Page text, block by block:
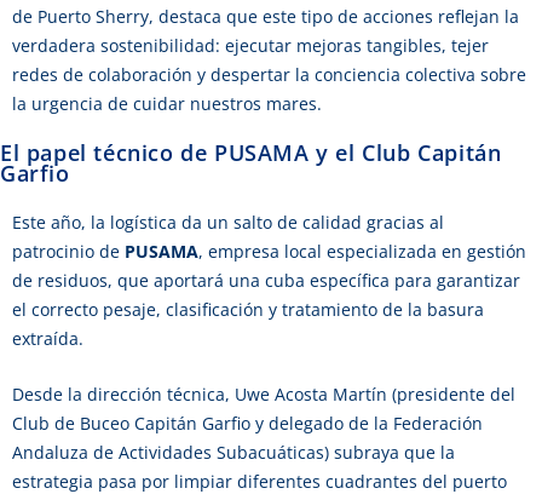
de Puerto Sherry, destaca que este tipo de acciones reflejan la
verdadera sostenibilidad: ejecutar mejoras tangibles, tejer
redes de colaboración y despertar la conciencia colectiva sobre
la urgencia de cuidar nuestros mares.
El papel técnico de PUSAMA y el Club Capitán
Garfio
Este año, la logística da un salto de calidad gracias al
patrocinio de PUSAMA, empresa local especializada en gestión
de residuos, que aportará una cuba específica para garantizar
el correcto pesaje, clasificación y tratamiento de la basura
extraída.
Desde la dirección técnica, Uwe Acosta Martín (presidente del
Club de Buceo Capitán Garfio y delegado de la Federación
Andaluza de Actividades Subacuáticas) subraya que la
estrategia pasa por limpiar diferentes cuadrantes del puerto